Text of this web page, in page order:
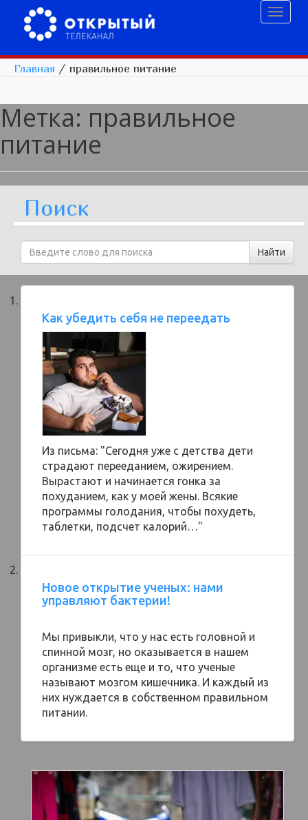
Главная / правильное питание
Метка: правильное
питание
Поиск
Как убедить себя не переедать
Из письма: "Сегодня уже с детства дети
страдают перееданием, ожирением.
Вырастают и начинается гонка за
похуданием, как у моей жены. Всякие
программы голодания, чтобы похудеть,
таблетки, подсчет калорий…"
Новое открытие ученых: нами
управляют бактерии!
Мы привыкли, что у нас есть головной и
спинной мозг, но оказывается в нашем
организме есть еще и то, что ученые
называют мозгом кишечника. И каждый из
них нуждается в собственном правильном
питании.